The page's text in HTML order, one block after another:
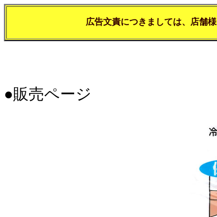
広告文責につきましては、店舗
●販売ページ